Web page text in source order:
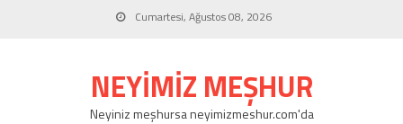
Cumartesi, Ağustos 08, 2026
NEYIMIZ MEŞHUR
Neyiniz meşhursa neyimizmeshur.com'da